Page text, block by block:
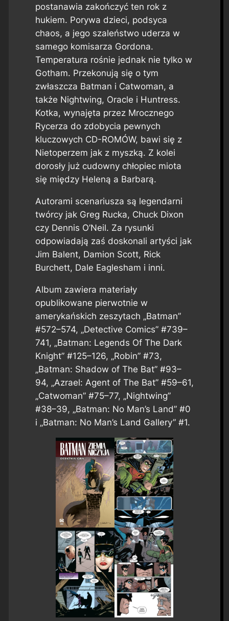
postanawia zakończyć ten rok z
hukiem. Porywa dzieci, podsyca
chaos, a jego szaleństwo uderza w
samego komisarza Gordona.
Temperatura rośnie jednak nie tylko w
Gotham. Przekonują się o tym
zwłaszcza Batman i Catwoman, a
także Nightwing, Oracle i Huntress.
Kotka, wynajęta przez Mrocznego
Rycerza do zdobycia pewnych
kluczowych CD-ROMÓW, bawi się z
Nietoperzem jak z myszką. Z kolei
dorosły już cudowny chłopiec miota
się między Heleną a Barbarą.
Autorami scenariusza są legendarni
twórcy jak Greg Rucka, Chuck Dixon
czy Dennis O’Neil. Za rysunki
odpowiadają zaś doskonali artyści jak
Jim Balent, Damion Scott, Rick
Burchett, Dale Eaglesham i inni.
Album zawiera materiały
opublikowane pierwotnie w
amerykańskich zeszytach „Batman”
#572–574, „Detective Comics” #739–
741, „Batman: Legends Of The Dark
Knight” #125–126, „Robin” #73,
„Batman: Shadow of The Bat” #93–
94, „Azrael: Agent of The Bat” #59–61,
„Catwoman” #75–77, „Nightwing”
#38–39, „Batman: No Man’s Land” #0
i „Batman: No Man’s Land Gallery” #1.